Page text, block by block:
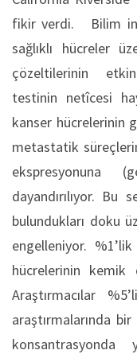
fikir verdi. Bilim
sağlıklı hücreler
çözeltilerinin
testinin netîcesi
kanser hücrelerinin
metastatik
ekspresyonuna
dayandırılıyor. Bu
bulundukları doku
engelleniyor.
hücrelerinin kemik
Araştırmacılar
araştırmalarında